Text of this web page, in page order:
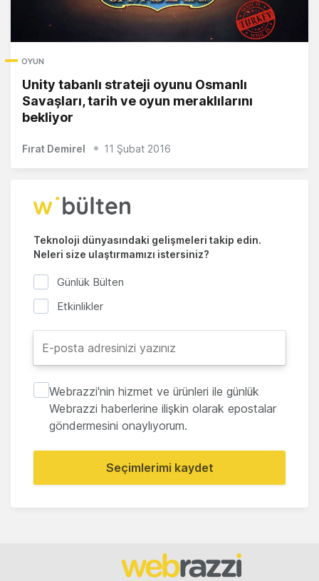
OYUN
Unity tabanlı strateji oyunu Osmanlı
Savaşları, tarih ve oyun meraklılarını
bekliyor
Fırat Demirel 11 Şubat 2016
Teknoloji dünyasındaki gelişmeleri takip edin.
Neleri size ulaştırmamızı istersiniz?
Günlük Bülten
Etkinlikler
Webrazzi'nin hizmet ve ürünleri ile günlük
Webrazzi haberlerine ilişkin olarak epostalar
göndermesini onaylıyorum.
Seçimlerimi kaydet